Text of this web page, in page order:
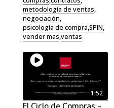
metodología de ventas,
negociación,
psicología de compra,SPIN,
vender mas,ventas
1:52